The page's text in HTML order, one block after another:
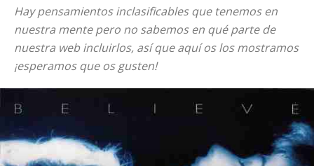
Hay pensamientos inclasificables que tenemos en
nuestra mente pero no sabemos en qué parte de
nuestra web incluirlos, así que aquí os los mostramos
¡esperamos que os gusten!